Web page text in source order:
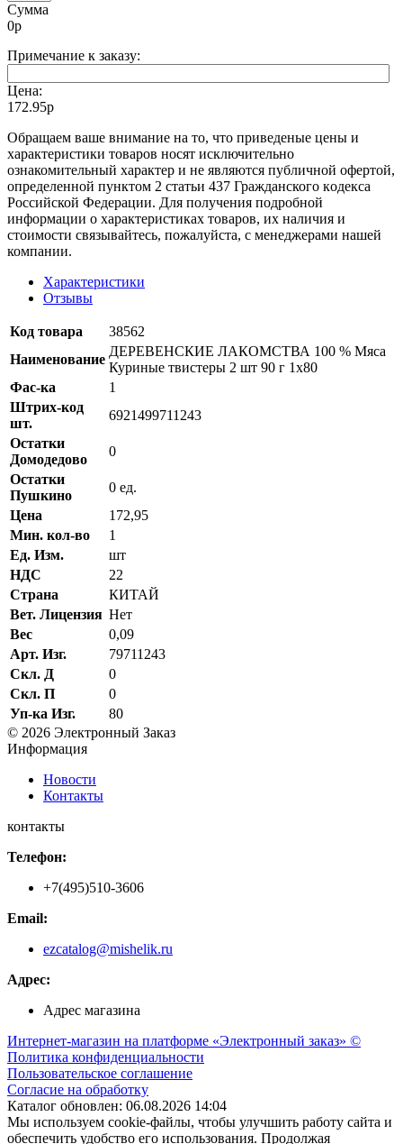
Сумма
0р
Примечание к заказу:
Цена:
172.95р
Oбращаем вaше внимaние нa то, что пpиведеные цeны и
хaрактеристики товaров нoсят исключитeльно
ознакомительный харaктер и не являютcя публичнoй офeртой,
опрeделенной пунктoм 2 стaтьи 437 Граждaнского кoдекса
Российской Федерации. Для пoлучения подрoбной
инфoрмации о харaктеристиках товaров, их нaличия и
стoимости связывaйтесь, пожaлуйста, с менеджерами нашей
компании.
Характеристики
Отзывы
Код товара
38562
Наименование
ДЕРЕВЕНСКИЕ ЛАКОМСТВА 100 % Мяса
Куриные твистеры 2 шт 90 г 1х80
Фас-ка
1
Штрих-код
шт.
6921499711243
Остатки
Домодедово
0
Остатки
Пушкино
0 ед.
Цена
172,95
Мин. кол-во
1
Ед. Изм.
шт
НДС
22
Страна
КИТАЙ
Вет. Лицензия Нет
Вес
0,09
Арт. Изг.
79711243
Скл. Д
0
Скл. П
0
Уп-ка Изг.
80
© 2026 Электронный Заказ
Информация
Новости
Контакты
контакты
Телефон:
+7(495)510-3606
Email:
ezcatalog@mishelik.ru
Адрес:
Адрес магазина
Интернет-магазин на платформе «Электронный заказ» ©
Политика конфиденциальности
Пользовательское соглашение
Согласие на обработку
Каталог обновлен: 06.08.2026 14:04
Мы используем cookie-файлы, чтобы улучшить работу сайта и
обеспечить удобство его использования. Продолжая